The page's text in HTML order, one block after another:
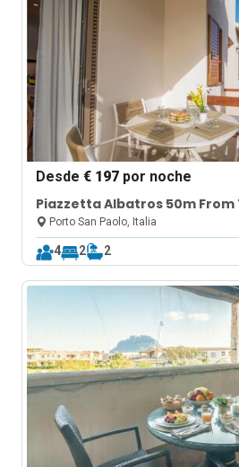
Desde€ 197 por noche
Piazzetta Albatros 50m From
Porto San Paolo, Italia
4 2 2